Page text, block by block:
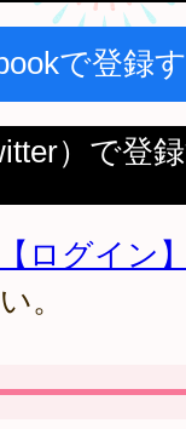
で登録
）で登
【ログイン
い。